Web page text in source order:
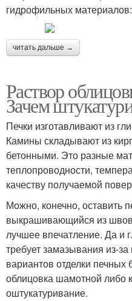
гидрофильных материалов:
читать дальше →
Раствор
Зачем
Печки изготавливают из
Камины складывают из
бетонными. Это разные
теплопроводности,
качеству получаемой
Можно, конечно, оставить
выкрашивающийся из
лучшее впечатление. Да и
требует замазывания из-
вариантов отделки печных
облицовка шамотной либо
оштукатуривание.